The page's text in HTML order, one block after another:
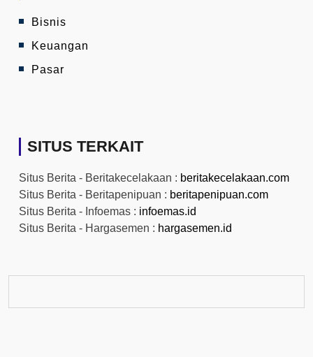
Bisnis
Keuangan
Pasar
SITUS TERKAIT
Situs Berita - Beritakecelakaan : beritakecelakaan.com
Situs Berita - Beritapenipuan : beritapenipuan.com
Situs Berita - Infoemas : infoemas.id
Situs Berita - Hargasemen : hargasemen.id